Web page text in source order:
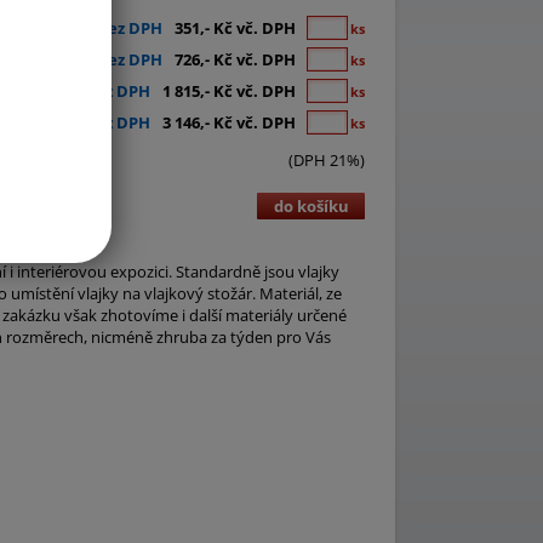
290,- Kč bez DPH 351,- Kč vč. DPH ks
600,- Kč bez DPH 726,- Kč vč. DPH ks
1 500,- Kč bez DPH 1 815,- Kč vč. DPH ks
2 600,- Kč bez DPH 3 146,- Kč vč. DPH ks
(DPH 21%)
do košíku
interiérovou expozici. Standardně jsou vlajky
vlajky na vlajkový stožár. Materiál, ze
však zhotovíme i další materiály určené
nicméně zhruba za týden pro Vás